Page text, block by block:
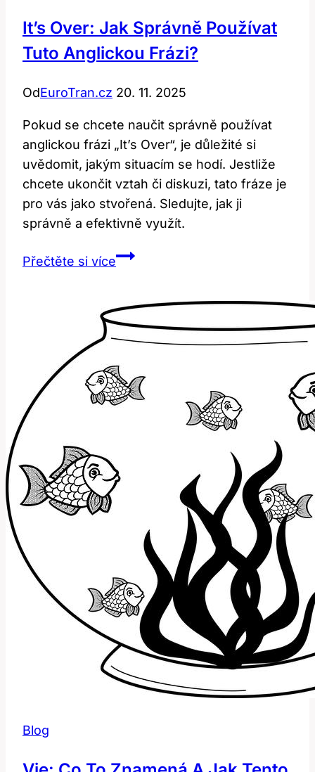
It’s Over: Jak Správně Používat
Tuto Anglickou Frázi?
OdEuroTran.cz 20. 11. 2025
Pokud se chcete naučit správně používat
anglickou frázi „It’s Over“, je důležité si
uvědomit, jakým situacím se hodí. Jestliže
chcete ukončit vztah či diskuzi, tato fráze je
pro vás jako stvořená. Sledujte, jak ji
správně a efektivně využít.
Přečtěte si víceIt’s
Správně
Používat
Anglickou
Frázi?
Blog